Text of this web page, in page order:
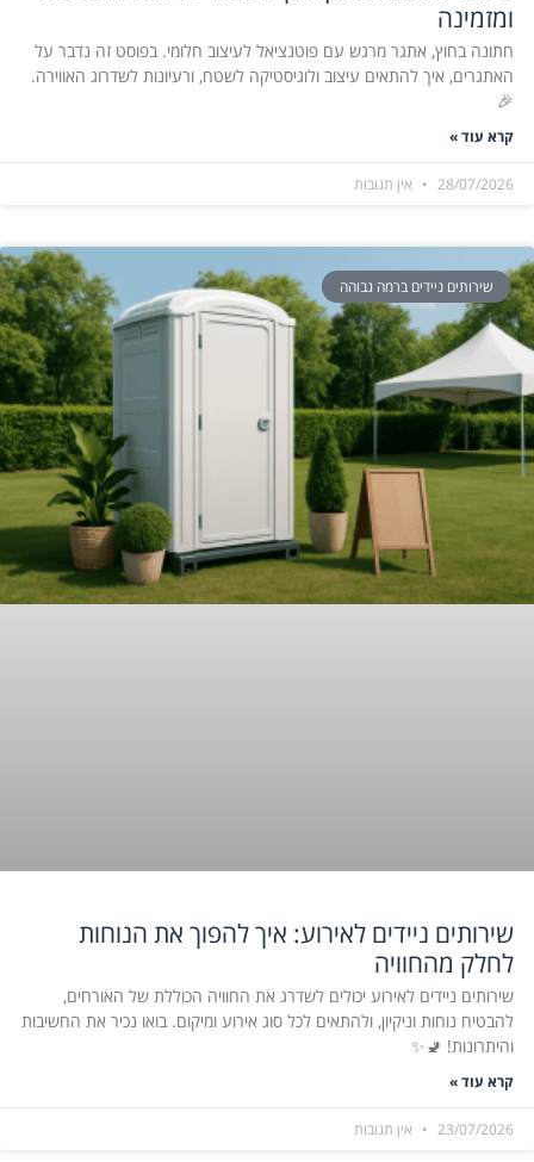
ומזמינה
חתונה בחוץ, אתגר מרגש עם פוטנציאל לעיצוב חלומי. בפוסט זה נדבר על
האתגרים, איך להתאים עיצוב ולוגיסטיקה לשטח, ורעיונות לשדרוג האווירה.
🎉
קרא עוד »
28/07/2026 אין תגובות
שירותים ניידים ברמה גבוהה
שירותים ניידים לאירוע: איך להפוך את הנוחות
לחלק מהחוויה
שירותים ניידים לאירוע יכולים לשדרג את החוויה הכוללת של האורחים,
להבטיח נוחות וניקיון, ולהתאים לכל סוג אירוע ומיקום. בואו נכיר את החשיבות
והיתרונות! 🚽✨
קרא עוד »
23/07/2026 אין תגובות